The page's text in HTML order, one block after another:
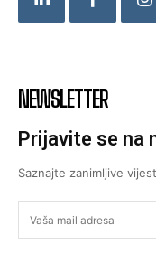
NEWSLETTER
Prijavite se na
Saznajte zanimljive